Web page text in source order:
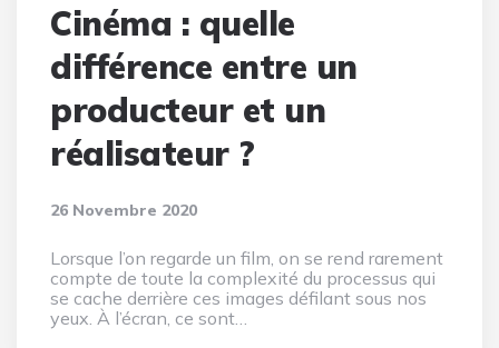
Cinéma : quelle
différence entre un
producteur et un
réalisateur ?
26 Novembre 2020
Lorsque l’on regarde un film, on se rend rarement
compte de toute la complexité du processus qui
se cache derrière ces images défilant sous nos
yeux. À l’écran, ce sont…